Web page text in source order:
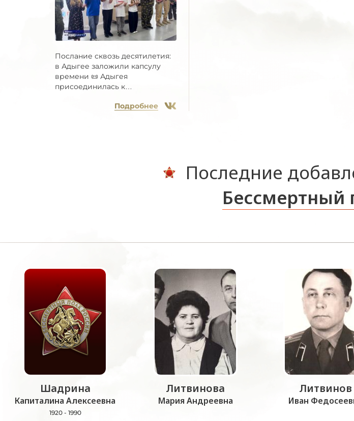
Послание сквозь десятилетия:
в Адыгее заложили капсулу
времени 📜 Адыгея
присоединилась к
Подробнее
Последние
Бессмертный
Шадрина
Капиталина Алексеевна
1920 - 1990
Литвинова
Мария Андреевна
Литвинов
Иван